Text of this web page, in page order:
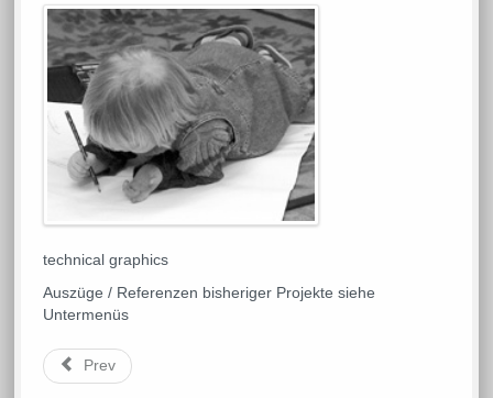
technical graphics
Auszüge / Referenzen bisheriger Projekte siehe
Untermenüs
Prev